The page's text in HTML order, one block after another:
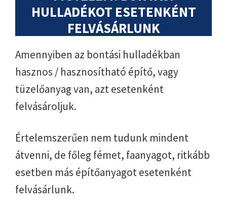
HULLADÉKOT ESETENKÉNT
FELVÁSÁRLUNK
Amennyiben az bontási hulladékban
hasznos / hasznosítható építő, vagy
tüzelőanyag van, azt esetenként
felvásároljuk.
Értelemszerűen nem tudunk mindent
átvenni, de főleg fémet, faanyagot, ritkább
esetben más építőanyagot esetenként
felvásárlunk.